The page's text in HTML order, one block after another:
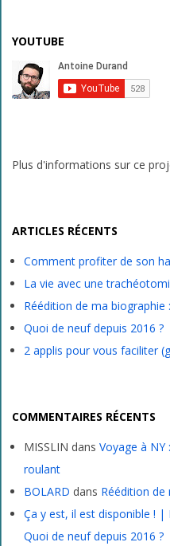
YOUTUBE
Plus d'informations sur ce
ARTICLES RÉCENTS
Comment profiter de son
La vie avec une
Réédition de ma biographie
Quoi de neuf depuis 2016 ?
2 applis pour vous faciliter
COMMENTAIRES RÉCENTS
MISSLIN dans Voyage à NY
roulant
BOLARD dans Réédition de
Ça y est, il est disponible ! |
Quoi de neuf depuis 2016 ?